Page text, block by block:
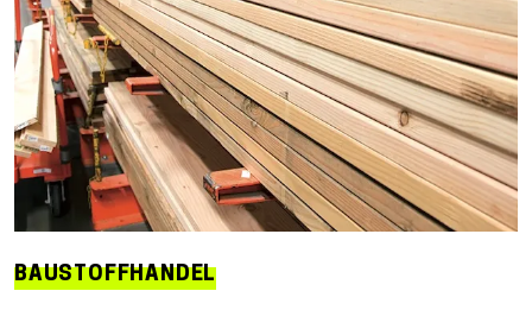
BAUSTOFFHANDEL